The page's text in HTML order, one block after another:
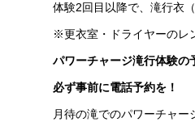
体験2回目以降で、滝行衣
※更衣室・ドライヤーのレ
パワーチャージ滝行体験の
必ず事前に電話予約を！
月待の滝でのパワーチャ